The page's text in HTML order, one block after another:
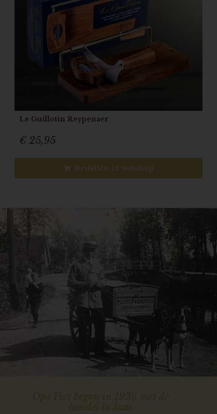
Le Guillotin Reypenaer
€ 25,95
Bestellen in webshop
Opa Piet begon in 1936 met de
handel in kaas
Previous